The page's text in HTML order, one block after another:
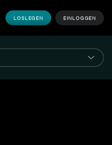
LOSLEGEN EINLOGGEN